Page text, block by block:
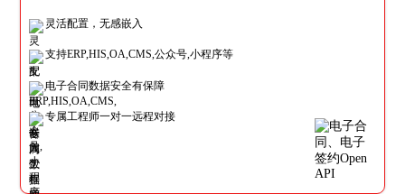
灵活配置，无感嵌入
支持ERP,HIS,OA,CMS,公众号,小程序等
电子合同数据安全有保障
专属工程师一对一远程对接